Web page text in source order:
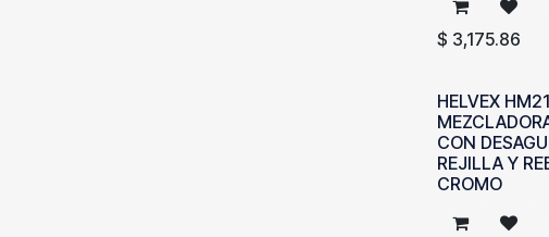
$ 3,175.86
HELVEX HM21
CON
REJILLA Y
CROMO